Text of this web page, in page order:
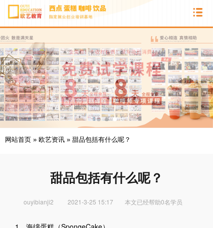
网站首页 » 欧艺资讯 » 甜品包括有什么呢？
甜品包括有什么呢？
ouyibianji2 2021-3-25 15:17 本文已经帮助0名学员